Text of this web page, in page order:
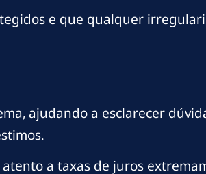
e que qualquer
ajudando a esclarecer
atento a taxas de juros